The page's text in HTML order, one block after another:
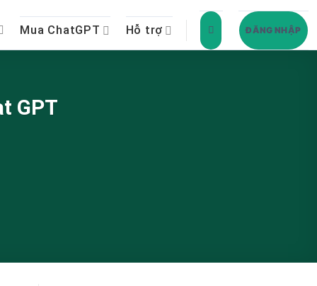
Mua ChatGPT Hỗ trợ ĐĂNG NHẬP
GPT